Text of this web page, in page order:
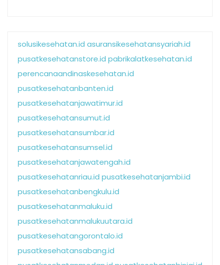
solusikesehatan.id asuransikesehatansyariah.id
pusatkesehatanstore.id pabrikalatkesehatan.id
perencanaandinaskesehatan.id
pusatkesehatanbanten.id
pusatkesehatanjawatimur.id
pusatkesehatansumut.id
pusatkesehatansumbar.id
pusatkesehatansumsel.id
pusatkesehatanjawatengah.id
pusatkesehatanriau.id pusatkesehatanjambi.id
pusatkesehatanbengkulu.id
pusatkesehatanmaluku.id
pusatkesehatanmalukuutara.id
pusatkesehatangorontalo.id
pusatkesehatansabang.id